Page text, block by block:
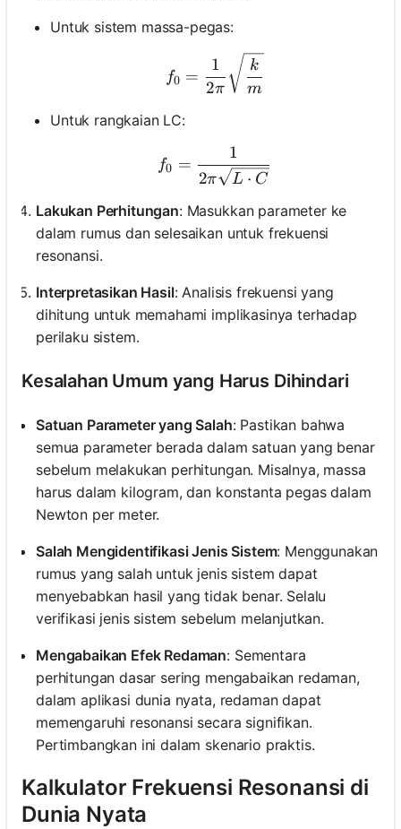
Untuk sistem massa-pegas:
f_0 = \frac{1}{2\pi}
f0 =
2π
1
m
k
Untuk rangkaian LC:
f_0 = \frac{1}{2\pi
f0 =
2π L ⋅ C
1
Lakukan Perhitungan: Masukkan parameter ke
dalam rumus dan selesaikan untuk frekuensi
resonansi.
Interpretasikan Hasil: Analisis frekuensi yang
dihitung untuk memahami implikasinya terhadap
perilaku sistem.
Kesalahan Umum yang Harus Dihindari
Satuan Parameter yang Salah: Pastikan bahwa
semua parameter berada dalam satuan yang benar
sebelum melakukan perhitungan. Misalnya, massa
harus dalam kilogram, dan konstanta pegas dalam
Newton per meter.
Salah Mengidentifikasi Jenis Sistem: Menggunakan
rumus yang salah untuk jenis sistem dapat
menyebabkan hasil yang tidak benar. Selalu
verifikasi jenis sistem sebelum melanjutkan.
Mengabaikan Efek Redaman: Sementara
perhitungan dasar sering mengabaikan redaman,
dalam aplikasi dunia nyata, redaman dapat
memengaruhi resonansi secara signifikan.
Pertimbangkan ini dalam skenario praktis.
Kalkulator Frekuensi Resonansi di
Dunia Nyata